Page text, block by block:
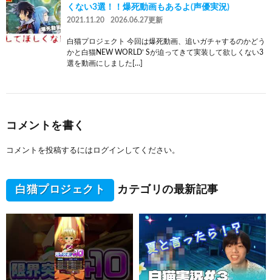
くない3選！！爆死動画もあるよ(声優実況)
2021.11.20 2026.06.27更新
白猫プロジェクト 今回は爆死動画、追いガチャするのかどう
かと白猫NEW WORLD’ Sが迫ってきて実装して欲しくない3
選を動画にしました[…]
コメントを書く
コメントを投稿するには ログイン してください。
白猫プロジェクト カテゴリの最新記事